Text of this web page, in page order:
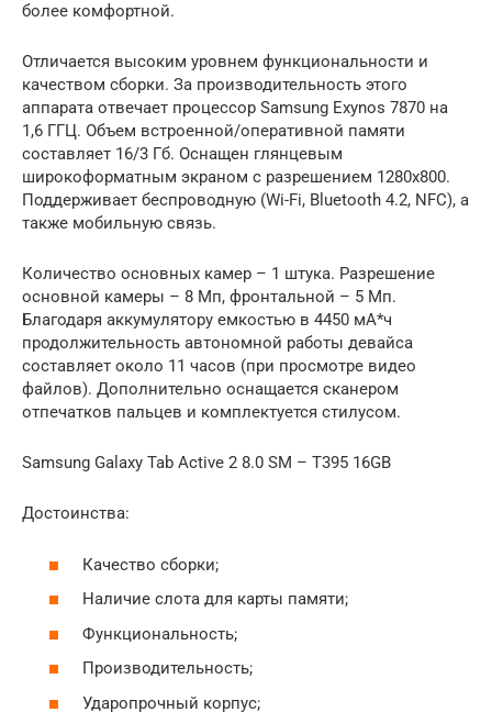
более комфортной.
Отличается высоким уровнем функциональности и
качеством сборки. За производительность этого
аппарата отвечает процессор Samsung Exynos 7870 на
1,6 ГГЦ. Объем встроенной/оперативной памяти
составляет 16/3 Гб. Оснащен глянцевым
широкоформатным экраном с разрешением 1280х800.
Поддерживает беспроводную (Wi-Fi, Bluetooth 4.2, NFC), а
также мобильную связь.
Количество основных камер – 1 штука. Разрешение
основной камеры – 8 Мп, фронтальной – 5 Мп.
Благодаря аккумулятору емкостью в 4450 мА*ч
продолжительность автономной работы девайса
составляет около 11 часов (при просмотре видео
файлов). Дополнительно оснащается сканером
отпечатков пальцев и комплектуется стилусом.
Samsung Galaxy Tab Active 2 8.0 SM – T395 16GB
Достоинства:
Качество сборки;
Наличие слота для карты памяти;
Функциональность;
Производительность;
Ударопрочный корпус;